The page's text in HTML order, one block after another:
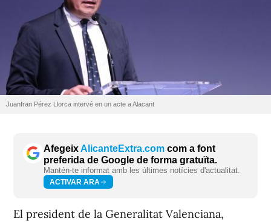
Juanfran Pérez Llorca intervé en un acte a Alacant
AfegeixAlicanteExtra.com com a font
preferida de Google de forma gratuïta.
Mantén-te informat amb les últimes notícies d'actualitat.
ACTIVAR ARA
El president de la Generalitat Valenciana,